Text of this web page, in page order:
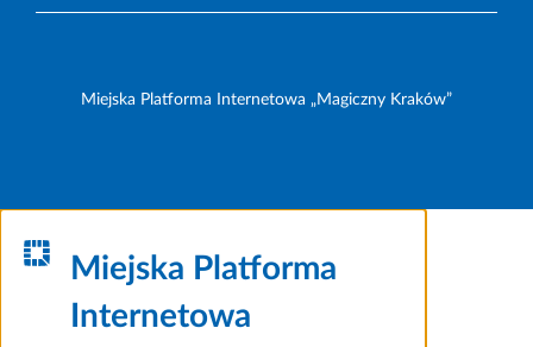
Miejska Platforma Internetowa „Magiczny Kraków”
Miejska Platforma
Internetowa